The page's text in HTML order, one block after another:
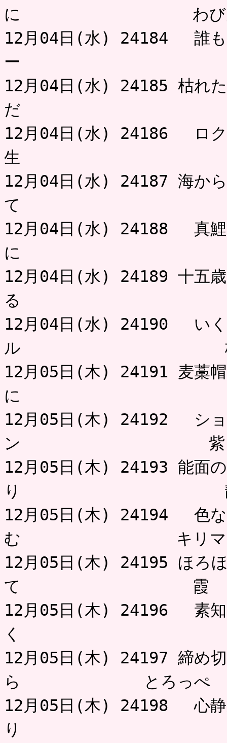
に わび
12月04日(水) 24184 誰も
ー
12月04日(水) 24185 枯れた
だ ク
12月04日(水) 24186 ロク
生 黒
12月04日(水) 24187 海から
て
12月04日(水) 24188 真鯉
に
12月04日(水) 24189 十五歳
る
12月04日(水) 24190 いく
ル
12月05日(木) 24191 麦藁帽
に に
12月05日(木) 24192 ショ
ン 紫
12月05日(木) 24193 能面の
り
12月05日(木) 24194 色な
む キリマン
12月05日(木) 24195 ほろほ
て 霞
12月05日(木) 24196 素知
く ひ
12月05日(木) 24197 締め切
ら とろっぺ
12月05日(木) 24198 心静
り ク